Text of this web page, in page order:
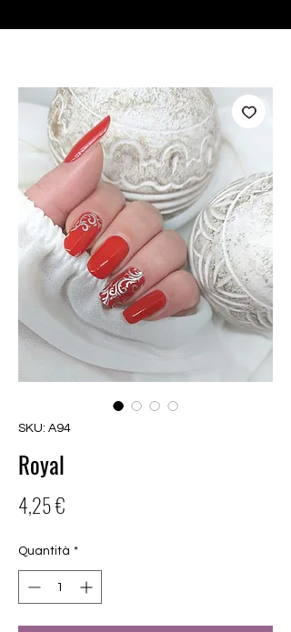
SKU: A94
Royal
4,25 €
Quantità *